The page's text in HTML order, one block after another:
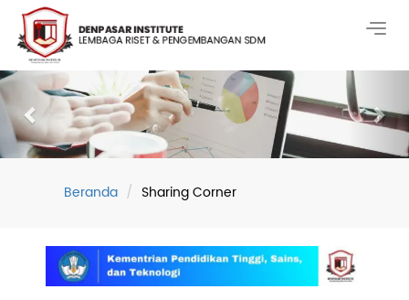
Previous
Beranda Sharing Corner